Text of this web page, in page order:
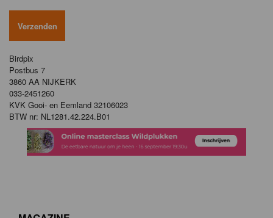
Birdpix
Postbus 7
3860 AA NIJKERK
033-2451260
KVK Gooi- en Eemland 32106023
BTW nr: NL1281.42.224.B01